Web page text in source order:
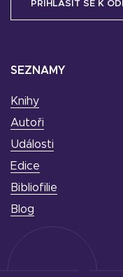
SEZNAMY
Knihy
Autoři
Události
Edice
Bibliofilie
Blog